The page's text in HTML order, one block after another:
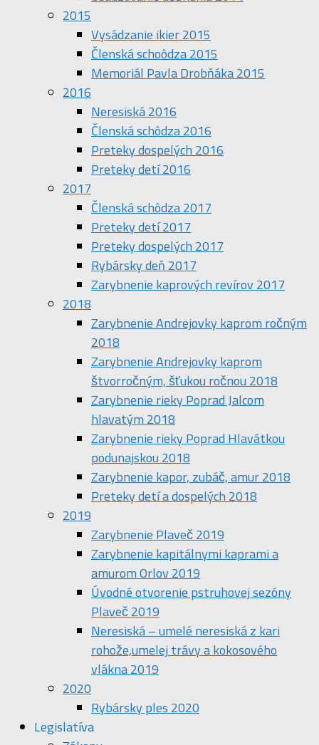
2015
Vysádzanie ikier 2015
Členská schoôdza 2015
Memoriál Pavla Drobňáka 2015
2016
Neresiská 2016
Členská schôdza 2016
Preteky dospelých 2016
Preteky detí 2016
2017
Členská schôdza 2017
Preteky detí 2017
Preteky dospelých 2017
Rybársky deň 2017
Zarybnenie kaprových revírov 2017
2018
Zarybnenie Andrejovky kaprom ročným
2018
Zarybnenie Andrejovky kaprom
štvorročným, šťukou ročnou 2018
Zarybnenie rieky Poprad Jalcom
hlavatým 2018
Zarybnenie rieky Poprad Hlavátkou
podunajskou 2018
Zarybnenie kapor, zubáč, amur 2018
Preteky detí a dospelých 2018
2019
Zarybnenie Plaveč 2019
Zarybnenie kapitálnymi kaprami a
amurom Orlov 2019
Úvodné otvorenie pstruhovej sezóny
Plaveč 2019
Neresiská – umelé neresiská z kari
rohože,umelej trávy a kokosového
vlákna 2019
2020
Rybársky ples 2020
Legislatíva